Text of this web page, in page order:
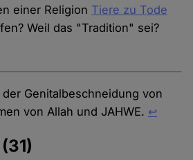
einer Religion Tiere zu Tode
Weil das "Tradition" sei?
Genitalbeschneidung von
von Allah und JAHWE. ↩︎
(31)